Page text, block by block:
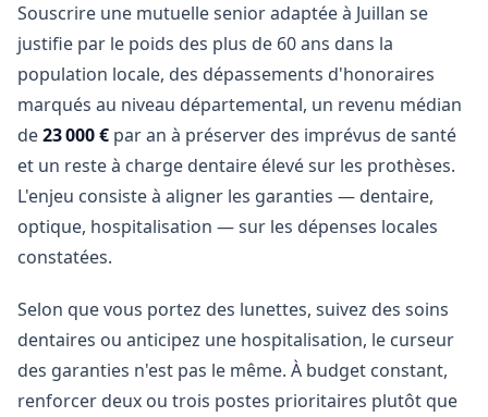
Souscrire une mutuelle senior adaptée à Juillan se
justifie par le poids des plus de 60 ans dans la
population locale, des dépassements d'honoraires
marqués au niveau départemental, un revenu médian
de23 000 € par an à préserver des imprévus de santé
et un reste à charge dentaire élevé sur les prothèses.
L'enjeu consiste à aligner les garanties — dentaire,
optique, hospitalisation — sur les dépenses locales
constatées.
Selon que vous portez des lunettes, suivez des soins
dentaires ou anticipez une hospitalisation, le curseur
des garanties n'est pas le même. À budget constant,
renforcer deux ou trois postes prioritaires plutôt que